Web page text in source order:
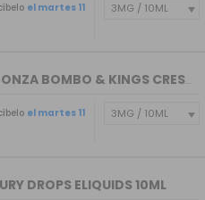
el martes 11
DON JUAN ALDONZA BOMBO & KINGS CREST ...
el martes 11
DROPS ELIQUIDS 10ML